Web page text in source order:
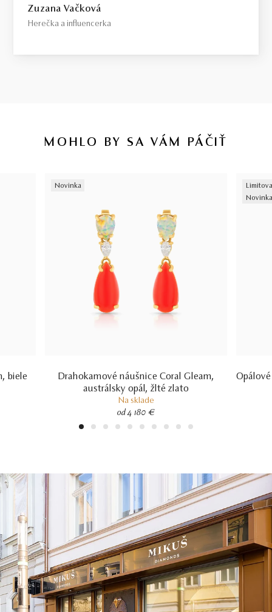
Zuzana Vačková
Herečka a influencerka
MOHLO BY SA VÁM PÁČIŤ
biele
Novinka
Drahokamové náušnice Coral Gleam,
austrálsky opál, žlté zlato
Na sklade
od 4 180 €
Novinka
1 2 3 4 5 6 7 8 9 10